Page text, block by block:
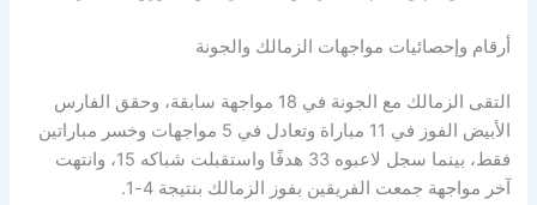
أرقام وإحصائيات مواجهات الزمالك والجونة
التقى الزمالك مع الجونة في 18 مواجهة سابقة، وحقق الفارس
الأبيض الفوز في 11 مباراة وتعادل في 5 مواجهات وخسر مباراتين
فقط، بينما سجل لاعبوه 33 هدفًا واستقبلت شباكه 15، وانتهت
آخر مواجهة جمعت الفريقين بفوز الزمالك بنتيجة 4-1.